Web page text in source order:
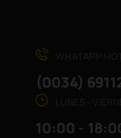
(0034)
10:00 -